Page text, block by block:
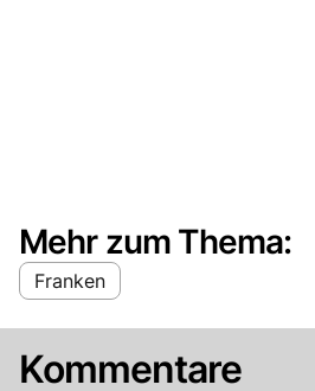
Mehr zum Thema:
Franken
Kommentare